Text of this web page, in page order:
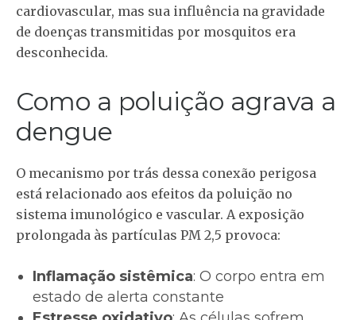
cardiovascular, mas sua influência na gravidade
de doenças transmitidas por mosquitos era
desconhecida.
Como a poluição agrava a
dengue
O mecanismo por trás dessa conexão perigosa
está relacionado aos efeitos da poluição no
sistema imunológico e vascular. A exposição
prolongada às partículas PM 2,5 provoca:
Inflamação sistêmica: O corpo entra em
estado de alerta constante